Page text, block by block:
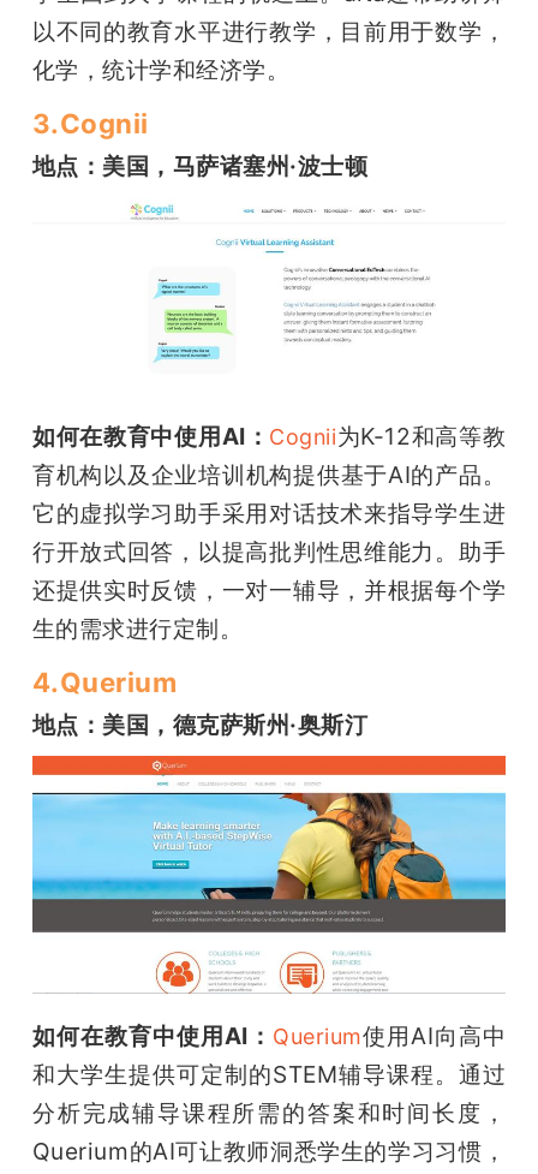
以不同的教育水平进行教学，目前用于数学，
化学，统计学和经济学。
3.Cognii
地点：美国，马萨诸塞州·波士顿
如何在教育中使用AI： Cognii为K-12和高等教
育机构以及企业培训机构提供基于AI的产品。
它的虚拟学习助手采用对话技术来指导学生进
行开放式回答，以提高批判性思维能力。助手
还提供实时反馈，一对一辅导，并根据每个学
生的需求进行定制。
4.Querium
地点：美国，德克萨斯州·奥斯汀
如何在教育中使用AI： Querium使用AI向高中
和大学生提供可定制的STEM辅导课程。通过
分析完成辅导课程所需的答案和时间长度，
Querium的AI可让教师洞悉学生的学习习惯，